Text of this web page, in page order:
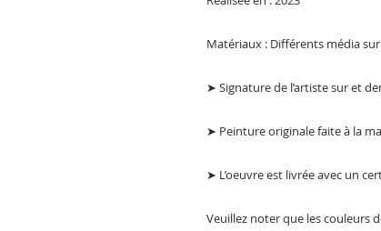
Matériaux : Différents média
➤ Signature de l’artiste sur et
➤ Peinture originale faite à la
➤ L’oeuvre est livrée avec un
Veuillez noter que les couleurs